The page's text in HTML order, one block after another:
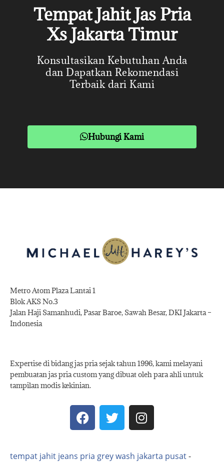
Tempat Jahit Jas Pria
Xs Jakarta Timur
Konsultasikan Kebutuhan Anda
dan Dapatkan Rekomendasi
Terbaik dari Kami
Hubungi Kami
Metro Atom Plaza Lantai 1
Blok AKS No.3
Jalan Haji Samanhudi, Pasar Baroe, Sawah Besar, DKI Jakarta –
Indonesia
Expertise di bidang jas pria sejak tahun 1996, kami melayani
pembuatan jas pria custom yang dibuat oleh para ahli untuk
tampilan modis kekinian.
tempat jahit jeans pria grey wash jakarta pusat-